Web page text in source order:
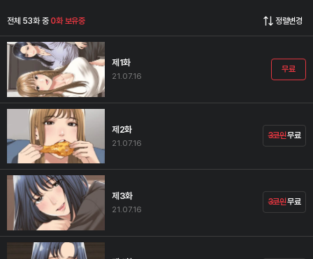
전체 53화 중 0화 보유중 정렬변경
제1화
21.07.16
무료
제2화
21.07.16
3코인무료
제3화
21.07.16
3코인무료